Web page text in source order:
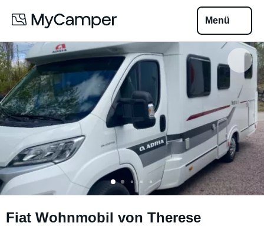
Menü
Fiat Wohnmobil von Therese